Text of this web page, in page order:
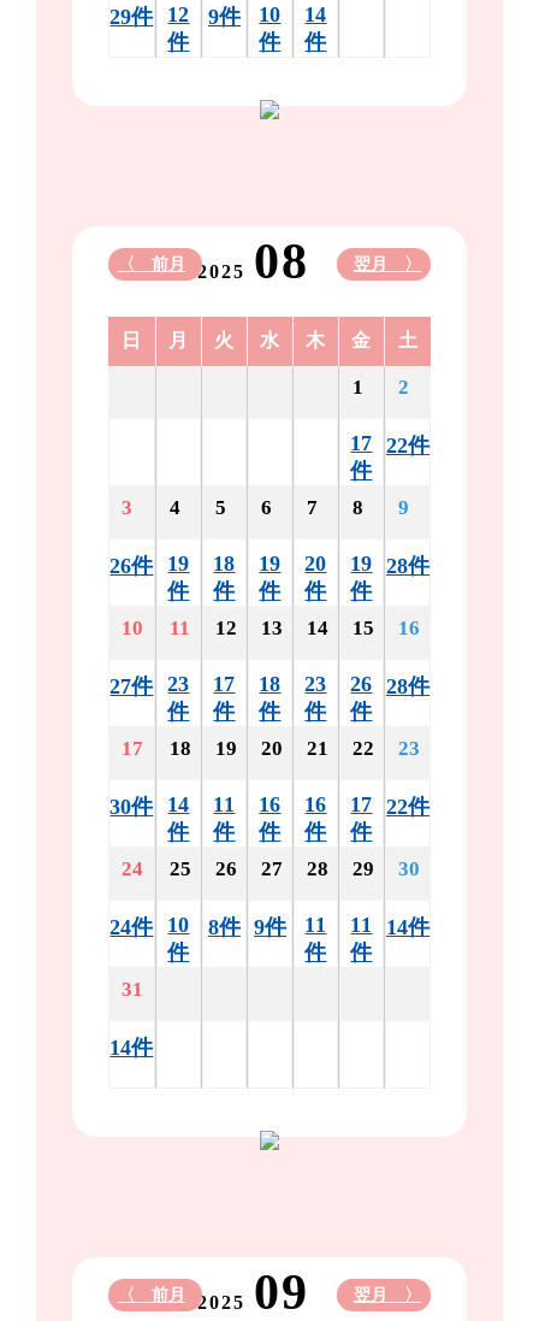
29件
12
件
9件
10
件
14
件
2025 08
〈 前月 翌月 〉
日 月 火 水 木 金 土
1
17
件
2
22件
3
26件
4
19
件
5
18
件
6
19
件
7
20
件
8
19
件
9
28件
10
27件
11
23
件
12
17
件
13
18
件
14
23
件
15
26
件
16
28件
17
30件
18
14
件
19
11
件
20
16
件
21
16
件
22
17
件
23
22件
24
24件
25
10
件
26
8件
27
9件
28
11
件
29
11
件
30
14件
31
14件
2025 09
〈 前月 翌月 〉